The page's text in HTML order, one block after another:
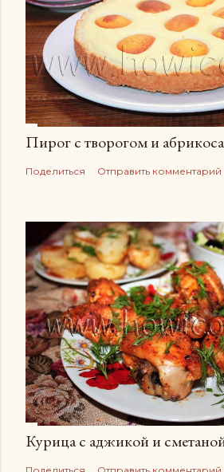
Пирог с творогом и
Поделиться Отправить комментарий
Курица с аджикой и